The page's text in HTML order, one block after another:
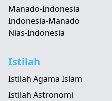
Manado-Indonesia
Indonesia-Manado
Nias-Indonesia
Istilah
Istilah Agama Islam
Istilah Astronomi